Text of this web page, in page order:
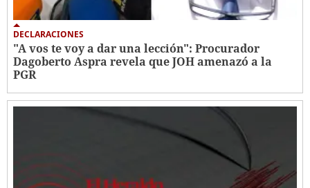
DECLARACIONES
"A vos te voy a dar una lección": Procurador
Dagoberto Aspra revela que JOH amenazó a la
PGR